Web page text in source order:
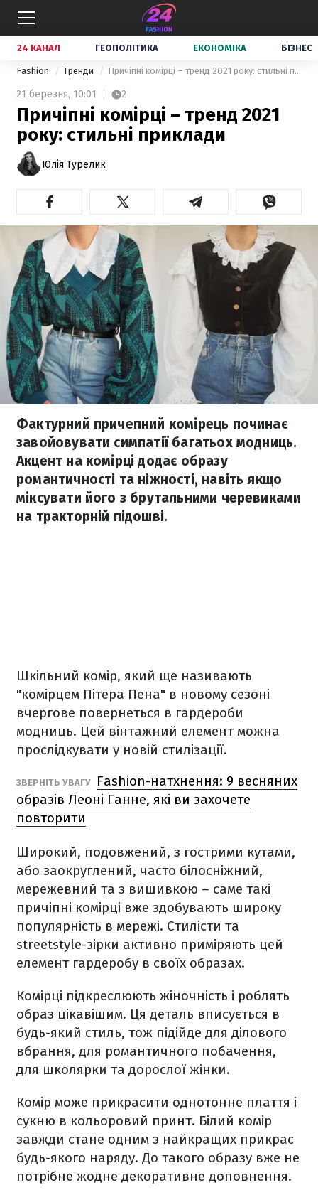
24 КАНАЛ ГЕОПОЛІТИКА ЕКОНОМІКА БІЗНЕС
Fashion Тренди Причіпні комірці – тренд 2021 року: стильні приклади
21 березня, 10:01 2
Причіпні комірці – тренд 2021
року: стильні приклади
Юлія Турелик
Фактурний причепний комірець починає
завойовувати симпатії багатьох модниць.
Акцент на комірці додає образу
романтичності та ніжності, навіть якщо
міксувати його з брутальними черевиками
на тракторній підошві.
Шкільний комір, який ще називають
"комірцем Пітера Пена" в новому сезоні
вчергове повернеться в гардероби
модниць. Цей вінтажний елемент можна
прослідкувати у новій стилізації.
ЗВЕРНІТЬ УВАГУ
Fashion-натхнення: 9 весняних
образів Леоні Ганне, які ви захочете
повторити
Широкий, подовжений, з гострими кутами,
або заокруглений, часто білосніжний,
мережевний та з вишивкою – саме такі
причіпні комірці вже здобувають широку
популярність в мережі. Стилісти та
streetstyle-зірки активно приміряють цей
елемент гардеробу в своїх образах.
Комірці підкреслюють жіночність і роблять
образ цікавішим. Ця деталь вписується в
будь-який стиль, тож підійде для ділового
вбрання, для романтичного побачення,
для школярки та дорослої жінки.
Комір може прикрасити однотонне плаття і
сукню в кольоровий принт. Білий комір
завжди стане одним з найкращих прикрас
будь-якого наряду. До такого образу вже не
потрібне жодне декоративне доповнення.